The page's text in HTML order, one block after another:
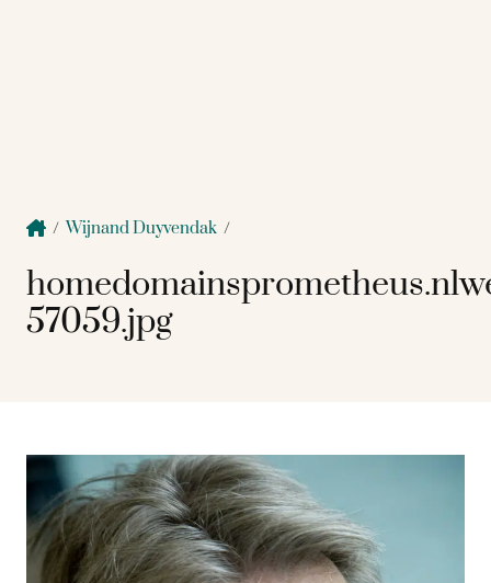
/Wijnand Duyvendak /
57059.jpg